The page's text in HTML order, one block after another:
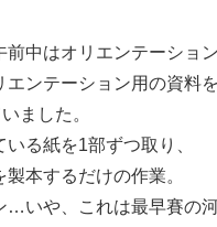
前中はオリエンテーショ
エンテーション用の資料を
ました。
る紙を1部ずつ取り、
本するだけの作業。
…いや、これは最早賽の河